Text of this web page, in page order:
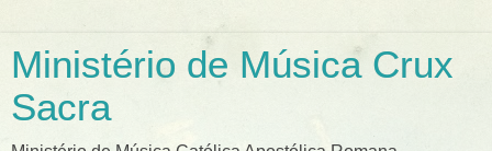
Ministério de Música Crux
Sacra